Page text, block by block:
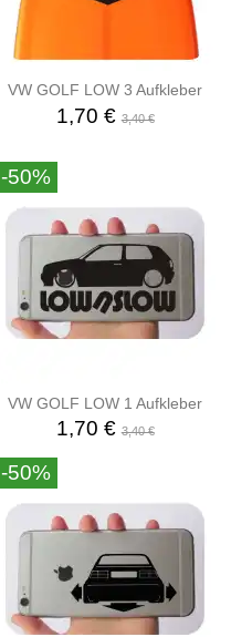
VW GOLF LOW 3 Aufkleber
1,70 €3,40 €
-50%
VW GOLF LOW 1 Aufkleber
1,70 €3,40 €
-50%